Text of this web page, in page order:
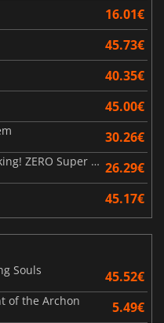
16.01€
45.73€
40.35€
45.00€
30.26€
DRAGON BALL Sparking! ZERO Super Limit Breaking NEO 26.29€
45.17€
Souls
45.52€
of the Archon 5.49€